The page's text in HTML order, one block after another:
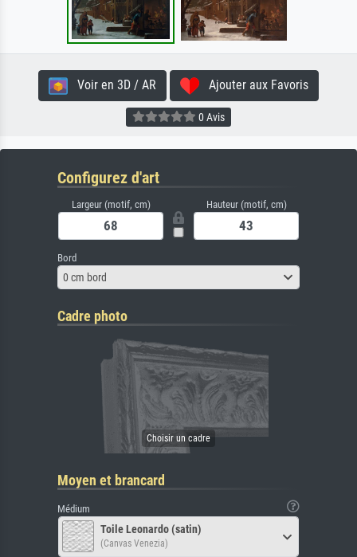
Voir en 3D / AR Ajouter aux Favoris
0 Avis
Configurez d'art
Largeur (motif, cm) Hauteur (motif, cm)
Bord
0 cm bord
Cadre photo
Moyen et brancard
Médium
Toile Leonardo (satin)
(Canvas Venezia)